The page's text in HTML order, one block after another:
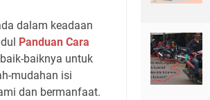
dalam keadaan
Panduan Cara
baiknya untuk
mudahan isi
dan bermanfaat.